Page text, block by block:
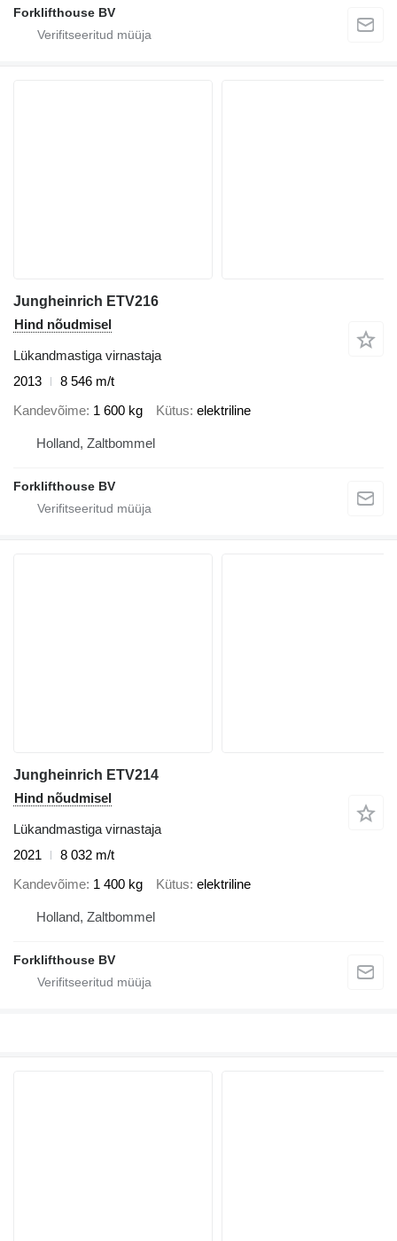
Forklifthouse BV
Jungheinrich ETV216
Hind nõudmisel
Lükandmastiga virnastaja
2013
8 546 m/t
Kandevõime 1 600 kg Kütus elektriline
Holland, Zaltbommel
Forklifthouse BV
Jungheinrich ETV214
Hind nõudmisel
Lükandmastiga virnastaja
2021
8 032 m/t
Kandevõime 1 400 kg Kütus elektriline
Holland, Zaltbommel
Forklifthouse BV